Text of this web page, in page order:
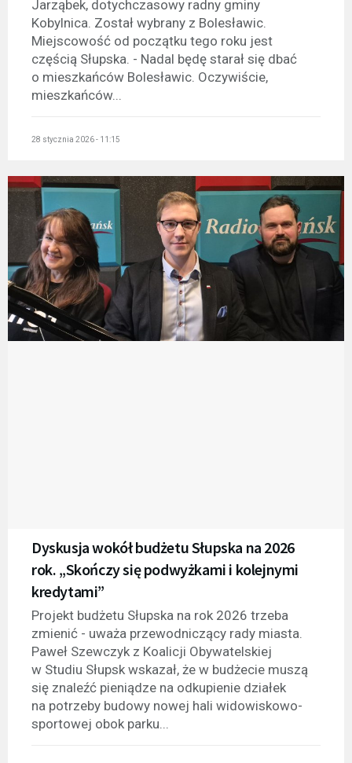
Jarząbek, dotychczasowy radny gminy
Kobylnica. Został wybrany z Bolesławic.
Miejscowość od początku tego roku jest
częścią Słupska. - Nadal będę starał się dbać
o mieszkańców Bolesławic. Oczywiście,
mieszkańców...
28 stycznia 2026 - 11:15
Dyskusja wokół budżetu Słupska na 2026
rok. „Skończy się podwyżkami i kolejnymi
kredytami”
Projekt budżetu Słupska na rok 2026 trzeba
zmienić - uważa przewodniczący rady miasta.
Paweł Szewczyk z Koalicji Obywatelskiej
w Studiu Słupsk wskazał, że w budżecie muszą
się znaleźć pieniądze na odkupienie działek
na potrzeby budowy nowej hali widowiskowo-
sportowej obok parku...